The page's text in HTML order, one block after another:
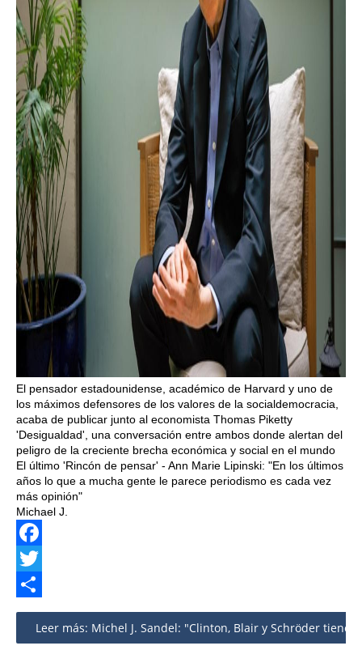
El pensador estadounidense, académico de Harvard y uno de
los máximos defensores de los valores de la socialdemocracia,
acaba de publicar junto al economista Thomas Piketty
'Desigualdad', una conversación entre ambos donde alertan del
peligro de la creciente brecha económica y social en el mundo
El último 'Rincón de pensar' - Ann Marie Lipinski: "En los últimos
años lo que a mucha gente le parece periodismo es cada vez
más opinión"
Michael J.
Facebook
Twitter
Share
Leer más: Michel J. Sandel: "Clinton, Blair y Schröder